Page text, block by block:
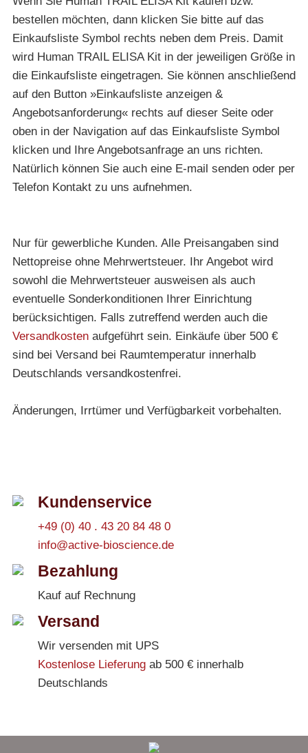
bestellen möchten, dann klicken Sie bitte auf das
Einkaufsliste Symbol rechts neben dem Preis. Damit
wird Human TRAIL ELISA Kit in der jeweiligen Größe in
die Einkaufsliste eingetragen. Sie können anschließend
auf den Button »Einkaufsliste anzeigen &
Angebotsanforderung« rechts auf dieser Seite oder
oben in der Navigation auf das Einkaufsliste Symbol
klicken und Ihre Angebotsanfrage an uns richten.
Natürlich können Sie auch eine E-mail senden oder per
Telefon Kontakt zu uns aufnehmen.
Nur für gewerbliche Kunden. Alle Preisangaben sind
Nettopreise ohne Mehrwertsteuer. Ihr Angebot wird
sowohl die Mehrwertsteuer ausweisen als auch
eventuelle Sonderkonditionen Ihrer Einrichtung
berücksichtigen. Falls zutreffend werden auch die
Versandkostenaufgeführt sein. Einkäufe über 500 €
sind bei Versand bei Raumtemperatur innerhalb
Deutschlands versandkostenfrei.
Änderungen, Irrtümer und Verfügbarkeit vorbehalten.
Kundenservice
+49 (0) 40 . 43 20 84 48 0
info@active-bioscience.de
Bezahlung
Kauf auf Rechnung
Versand
Wir versenden mit UPS
Kostenlose Lieferungab 500 € innerhalb
Deutschlands